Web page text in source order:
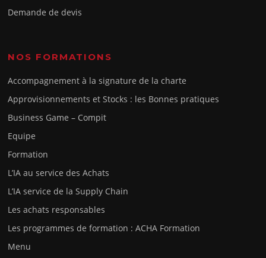
Demande de devis
NOS FORMATIONS
Accompagnement à la signature de la charte
Approvisionnements et Stocks : les Bonnes pratiques
Business Game – Compit
Equipe
Formation
L’IA au service des Achats
L’IA service de la Supply Chain
Les achats responsables
Les programmes de formation : ACHA Formation
Menu